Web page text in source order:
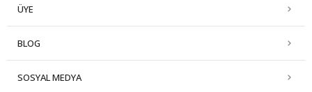
ÜYE
BLOG
SOSYAL MEDYA